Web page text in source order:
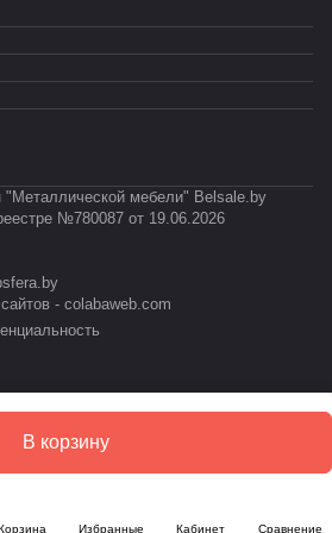
В корзину
Избранные Кабинет Сравнение
"Металлической мебели" Belsale.by
№780087 от 19.06.2026
- colabaweb.com